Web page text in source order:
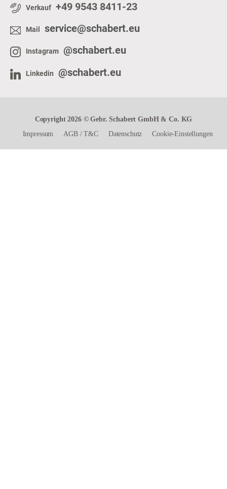
Verkauf +49 9543 8411-23
Mail service@schabert.eu
Instagram @schabert.eu
Linkedin @schabert.eu
Copyright 2026 © Gebr. Schabert GmbH & Co. KG
Impressum
AGB/T&C Datenschutz Cookie-Einstellungen